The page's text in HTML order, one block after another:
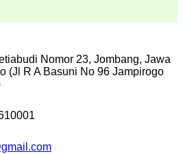
Nomor 23, Jombang, Jawa
(Jl R A Basuni No 96 Jampirogo